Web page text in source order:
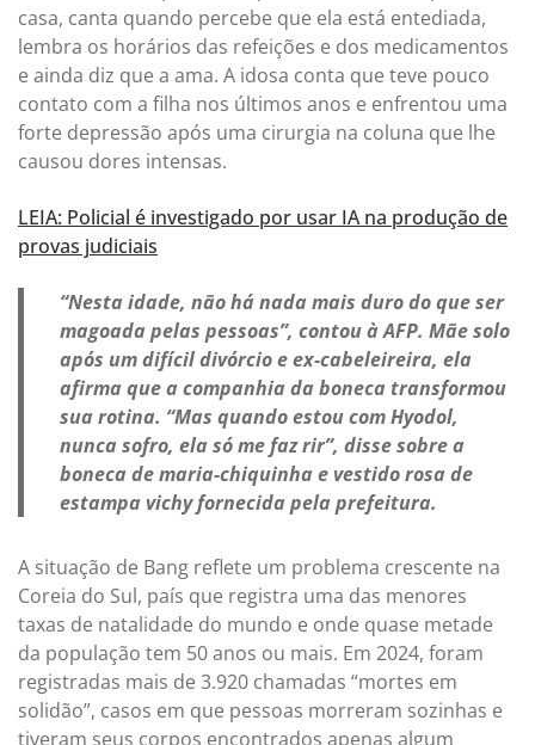
casa, canta quando percebe que ela está entediada,
lembra os horários das refeições e dos medicamentos
e ainda diz que a ama. A idosa conta que teve pouco
contato com a filha nos últimos anos e enfrentou uma
forte depressão após uma cirurgia na coluna que lhe
causou dores intensas.
LEIA: Policial é investigado por usar IA na produção de
provas judiciais
“Nesta idade, não há nada mais duro do que ser
magoada pelas pessoas”, contou à AFP. Mãe solo
após um difícil divórcio e ex-cabeleireira, ela
afirma que a companhia da boneca transformou
sua rotina. “Mas quando estou com Hyodol,
nunca sofro, ela só me faz rir”, disse sobre a
boneca de maria-chiquinha e vestido rosa de
estampa vichy fornecida pela prefeitura.
A situação de Bang reflete um problema crescente na
Coreia do Sul, país que registra uma das menores
taxas de natalidade do mundo e onde quase metade
da população tem 50 anos ou mais. Em 2024, foram
registradas mais de 3.920 chamadas “mortes em
solidão”, casos em que pessoas morreram sozinhas e
tiveram seus corpos encontrados apenas algum